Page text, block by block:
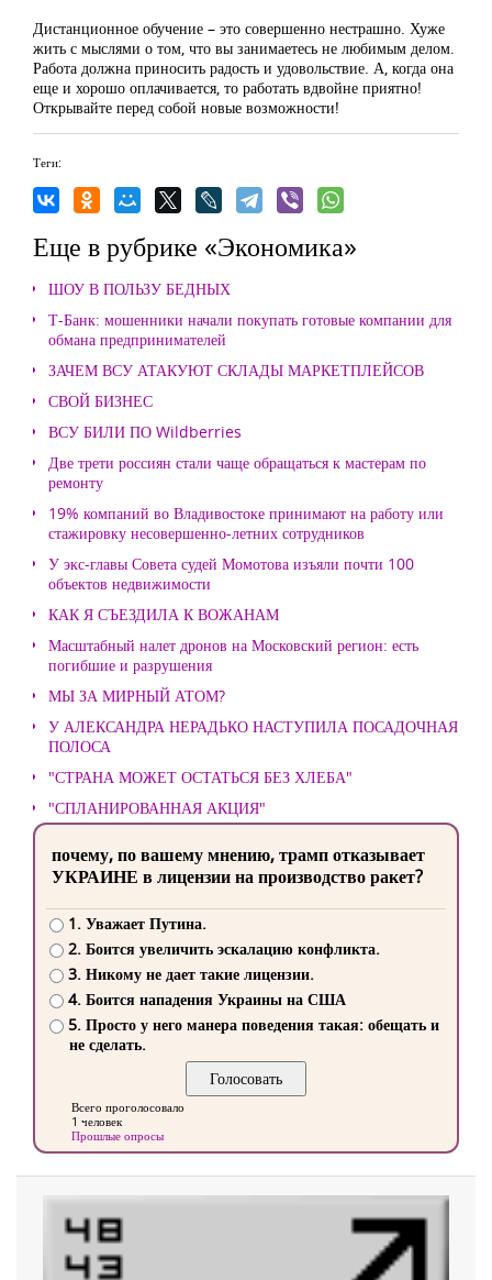
Дистанционное обучение – это совершенно нестрашно. Хуже
жить с мыслями о том, что вы занимаетесь не любимым делом.
Работа должна приносить радость и удовольствие. А, когда она
еще и хорошо оплачивается, то работать вдвойне приятно!
Открывайте перед собой новые возможности!
Теги:
Еще в рубрике «Экономика»
ШОУ В ПОЛЬЗУ БЕДНЫХ
Т-Банк: мошенники начали покупать готовые компании для
обмана предпринимателей
ЗАЧЕМ ВСУ АТАКУЮТ СКЛАДЫ МАРКЕТПЛЕЙСОВ
СВОЙ БИЗНЕС
ВСУ БИЛИ ПО Wildberries
Две трети россиян стали чаще обращаться к мастерам по
ремонту
19% компаний во Владивостоке принимают на работу или
стажировку несовершенно-летних сотрудников
У экс-главы Совета судей Момотова изъяли почти 100
объектов недвижимости
КАК Я СЪЕЗДИЛА К ВОЖАНАМ
Масштабный налет дронов на Московский регион: есть
погибшие и разрушения
МЫ ЗА МИРНЫЙ АТОМ?
У АЛЕКСАНДРА НЕРАДЬКО НАСТУПИЛА ПОСАДОЧНАЯ
ПОЛОСА
"СТРАНА МОЖЕТ ОСТАТЬСЯ БЕЗ ХЛЕБА"
"СПЛАНИРОВАННАЯ АКЦИЯ"
почему, по вашему мнению, трамп отказывает
УКРАИНЕ в лицензии на производство ракет?
1. Уважает Путина.
2. Боится увеличить эскалацию конфликта.
3. Никому не дает такие лицензии.
4. Боится нападения Украины на США
5. Просто у него манера поведения такая: обещать и
не сделать.
Всего проголосовало
1 человек
Прошлые опросы